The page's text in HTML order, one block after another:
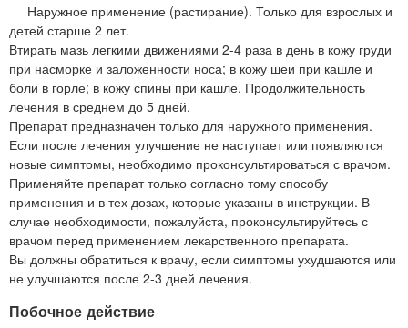
Наружное применение (растирание). Только для взрослых и
детей старше 2 лет.
Втирать мазь легкими движениями 2-4 раза в день в кожу груди
при насморке и заложенности носа; в кожу шеи при кашле и
боли в горле; в кожу спины при кашле. Продолжительность
лечения в среднем до 5 дней.
Препарат предназначен только для наружного применения.
Если после лечения улучшение не наступает или появляются
новые симптомы, необходимо проконсультироваться с врачом.
Применяйте препарат только согласно тому способу
применения и в тех дозах, которые указаны в инструкции. В
случае необходимости, пожалуйста, проконсультируйтесь с
врачом перед применением лекарственного препарата.
Вы должны обратиться к врачу, если симптомы ухудшаются или
не улучшаются после 2-3 дней лечения.
Побочное действие